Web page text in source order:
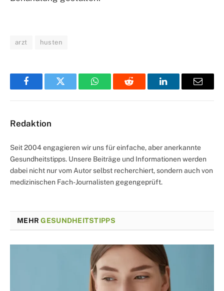
arzt husten
FacebookTwitter WhatsAppReddit LinkedInEmail
Redaktion
Seit 2004 engagieren wir uns für einfache, aber anerkannte
Gesundheitstipps. Unsere Beiträge und Informationen werden
dabei nicht nur vom Autor selbst recherchiert, sondern auch von
medizinischen Fach-Journalisten gegengeprüft.
MEHRGESUNDHEITSTIPPS